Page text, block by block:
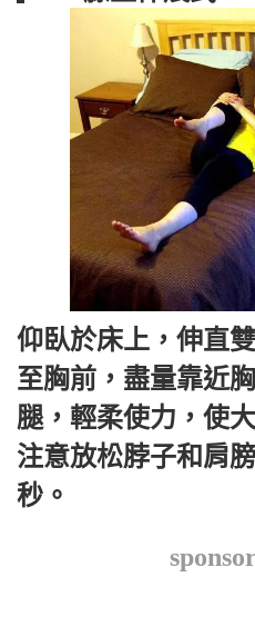
仰臥於床上，伸直
至胸前，盡量靠近
腿，輕柔使力，使
注意放松脖子和肩
秒。